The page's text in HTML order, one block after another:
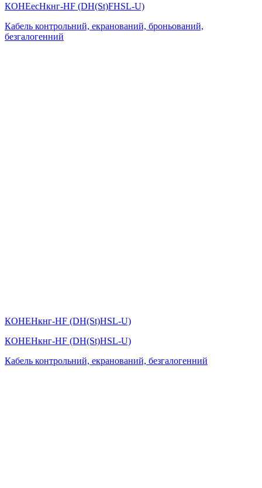
КОHЕесHкнг-HF (DH(St)FHSL-U)
Кабель контрольний, екранований, броньований,
безгалогенний
КОНЕНкнг-HF (DН(St)НSL-U)
КОНЕНкнг-HF (DН(St)НSL-U)
Кабель контрольний, екранований, безгалогенний